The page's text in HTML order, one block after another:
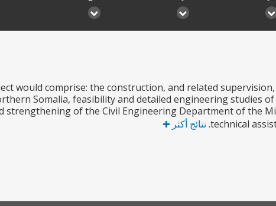
would comprise: the construction, and related
Somalia, feasibility and detailed engineering studies
strengthening of the Civil Engineering Department of the
technical نتائج أكثر